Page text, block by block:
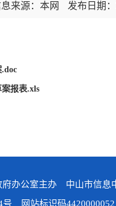
来源：本网 发布日期
报表.xls
府办公室主办 中山市信息
号 网站标识码4420000052